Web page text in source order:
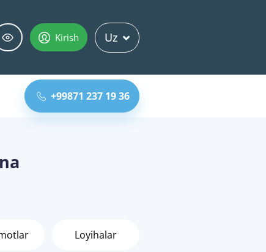
Kirish Uz
+99871 237 19 36
Loyihalar